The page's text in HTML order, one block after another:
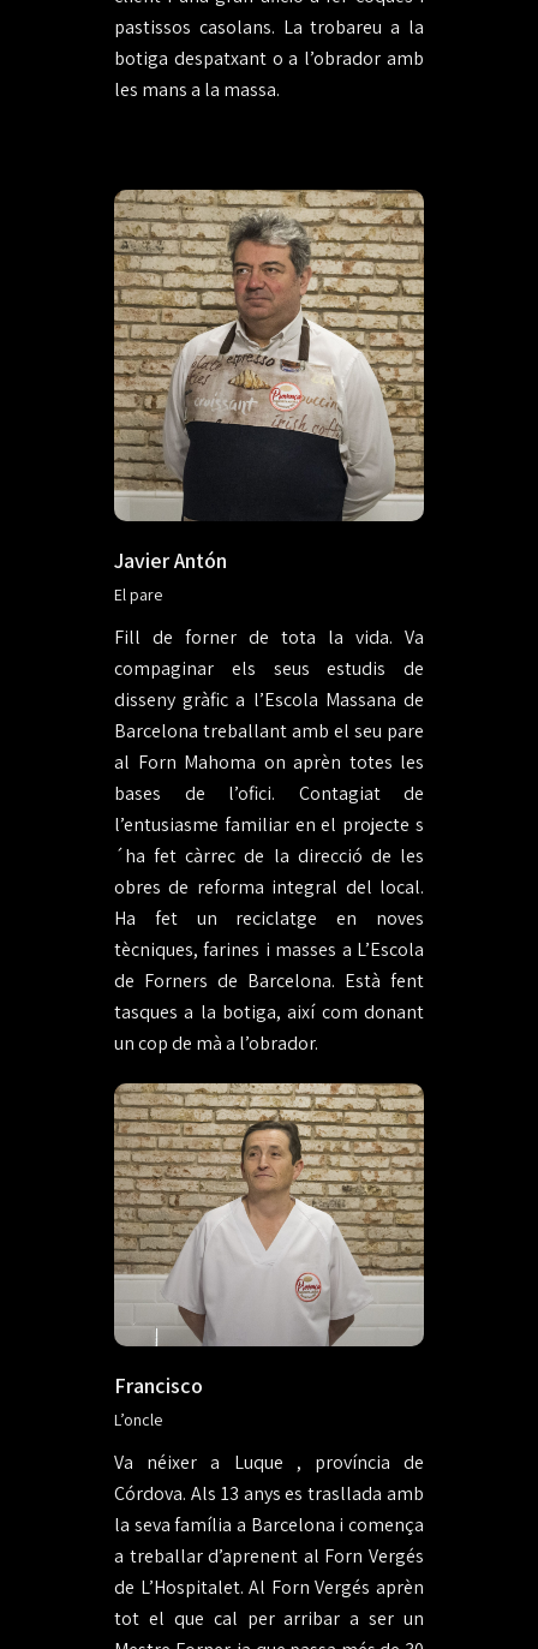
pastissos casolans. La trobareu a la
botiga despatxant o a l’obrador amb
les mans a la massa.
Javier Antón
El pare
Fill de forner de tota la vida. Va
compaginar els seus estudis de
disseny gràfic a l’Escola Massana de
Barcelona treballant amb el seu pare
al Forn Mahoma on aprèn totes les
bases de l’ofici. Contagiat de
l’entusiasme familiar en el projecte s
´ha fet càrrec de la direcció de les
obres de reforma integral del local.
Ha fet un reciclatge en noves
tècniques, farines i masses a L’Escola
de Forners de Barcelona. Està fent
tasques a la botiga, així com donant
un cop de mà a l’obrador.
Francisco
L’oncle
Va néixer a Luque , província de
Córdova. Als 13 anys es trasllada amb
la seva família a Barcelona i comença
a treballar d’aprenent al Forn Vergés
de L’Hospitalet. Al Forn Vergés aprèn
tot el que cal per arribar a ser un